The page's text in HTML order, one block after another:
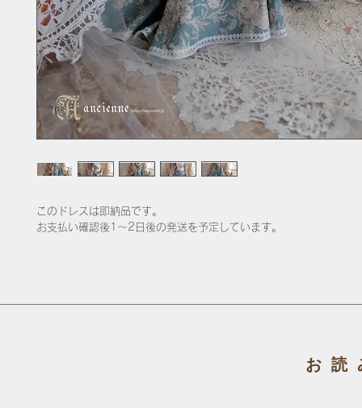
このドレスは即納品です。
お支払い確認後1〜2日後の発送を予定しています。
お読